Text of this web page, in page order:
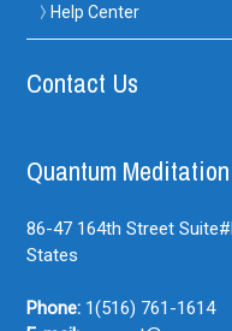
Help Center
Contact Us
Quantum
86-47 164th Street
States
Phone: 1(516) 761-1614